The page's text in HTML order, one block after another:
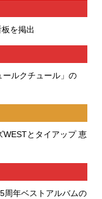
を掲出
ールクチュール」の
WESTとタイアップ 恵
周年ベストアルバムの